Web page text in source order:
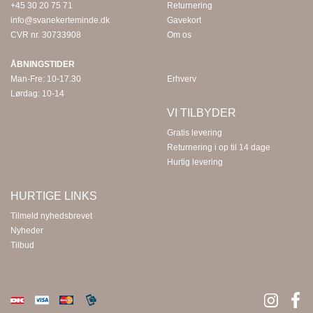
+45 30 20 75 71
info@svanekerteminde.dk
CVR nr. 30733908
ÅBNINGSTIDER
Man-Fre: 10-17.30
Lørdag: 10-14
Returnering
Gavekort
Om os
Erhverv
VI TILBYDER
Gratis levering
Returnering i op til 14 dage
Hurtig levering
HURTIGE LINKS
Tilmeld nyhedsbrevet
Nyheder
Tilbud